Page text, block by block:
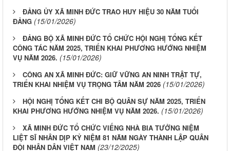
ĐẢNG ỦY XÃ MINH ĐỨC TRAO HUY HIỆU 30 NĂM TUỔI
ĐẢNG (15/01/2026)
ĐẢNG BỘ XÃ MINH ĐỨC TỔ CHỨC HỘI NGHỊ TỔNG KẾT
CÔNG TÁC NĂM 2025, TRIỂN KHAI PHƯƠNG HƯỚNG NHIỆM
VỤ NĂM 2026. (15/01/2026)
CÔNG AN XÃ MINH ĐỨC: GIỮ VỮNG AN NINH TRẬT TỰ,
TRIỂN KHAI NHIỆM VỤ TRỌNG TÂM NĂM 2026 (15/01/2026)
HỘI NGHỊ TỔNG KẾT CHI BỘ QUÂN SỰ NĂM 2025, TRIỂN
KHAI PHƯƠNG HƯỚNG NHIỆM VỤ NĂM 2026. (15/01/2026)
XÃ MINH ĐỨC TỔ CHỨC VIẾNG NHÀ BIA TƯỞNG NIỆM
LIỆT SĨ NHÂN DỊP KỶ NIỆM 81 NĂM NGÀY THÀNH LẬP QUÂN
ĐỘI NHÂN DÂN VIỆT NAM (23/12/2025)